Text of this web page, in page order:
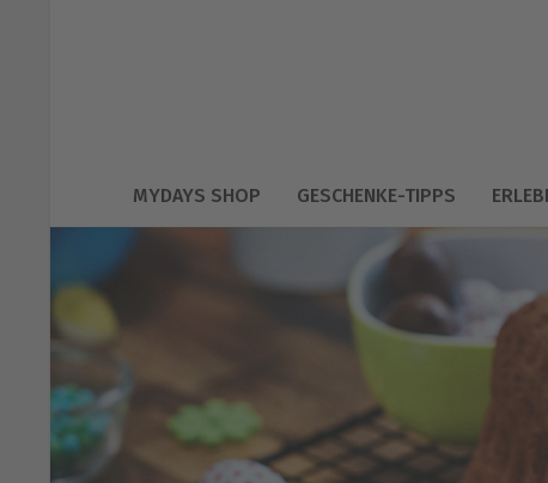
MYDAYS SHOP GESCHENKE-TIPPS